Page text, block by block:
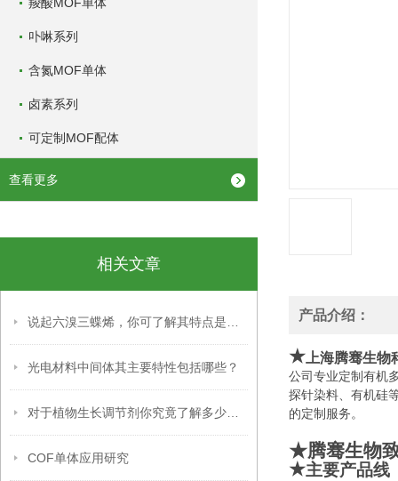
卟啉系列
含氮MOF单体
卤素系列
可定制MOF配体
查看更多
相关文章
光电材料中间体其主要特性包括哪些？
COF单体应用研究
产品介绍：
★ 上海腾骞生
公司专业定制有机
探针染料、有机硅
的定制服务。
★腾骞生物
★主要产品线